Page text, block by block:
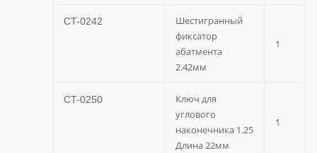
CT-0242
Шестигранный
фиксатор
абатмента
2.42мм
1
CT-0250
Ключ для
углового
наконечника 1.25
Длина 22мм
1